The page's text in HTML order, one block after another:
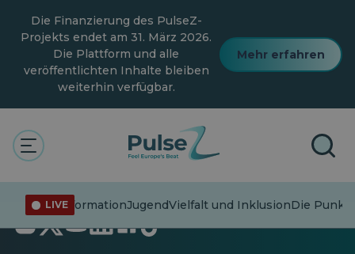
Hauptinhalt
springen
Die Finanzierung des PulseZ-
Projekts endet am 31. März 2026.
Die Plattform und alle
veröffentlichten Inhalte bleiben
weiterhin verfügbar.
Mehr erfahren
LIVE
FehlinformationJugendVielfalt und InklusionDie
Öffnet
in
Öffnet
in
Öffnet
in
in
in
in